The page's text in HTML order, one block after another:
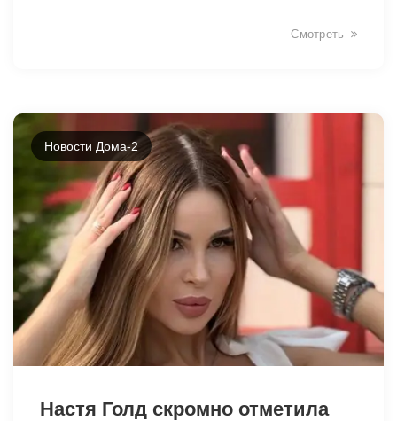
Смотреть
Новости Дома-2
Настя Голд скромно отметила